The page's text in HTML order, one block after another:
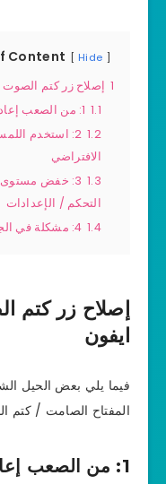
Content Hide
1 إصلاح زر كتم
1.1 1: من الصعب إعادة تشغيل آيفون
1.2
2: استخدم
الافتراضي
1.3
3: خفض
التحكم / الإعدادات
1.4 4: مشكلة في الجهاز؟ الاتصال بالدعم أبل
إصلاح زر كتم
ايفون
فيما يلي بعض الحيل
المفتاح الصامت / كتم
1: من الصعب إعادة تشغيل آيفون